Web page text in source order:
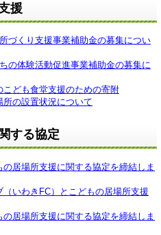
援
づくり支援事業補助金の募集につい
の体験活動促進事業補助金の募集に
ども食堂支援のための寄附
の設置状況について
する協定
居場所支援に関する協定を締結しま
いわきFC）とこどもの居場所支援
居場所支援に関する協定を締結しま